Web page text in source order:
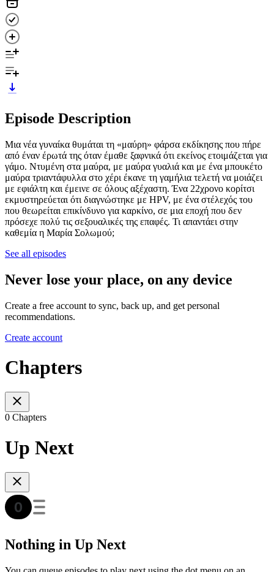
Episode Description
Μια νέα γυναίκα θυμάται τη «μαύρη» φάρσα εκδίκησης που πήρε
από έναν έρωτά της όταν έμαθε ξαφνικά ότι εκείνος ετοιμάζεται για
γάμο. Ντυμένη στα μαύρα, με μαύρα γυαλιά και με ένα μπουκέτο
μαύρα τριαντάφυλλα στο χέρι έκανε τη γαμήλια τελετή να μοιάζει
με εφιάλτη και έμεινε σε όλους αξέχαστη. Ένα 22χρονο κορίτσι
εκμυστηρεύεται ότι διαγνώστηκε με HPV, με ένα στέλεχός του
που θεωρείται επικίνδυνο για καρκίνο, σε μια εποχή που δεν
πρόσεχε πολύ τις σεξουαλικές της επαφές. Τι απαντάει στην
καθεμία η Μαρία Σολωμού;
See all episodes
Never lose your place, on any device
Create a free account to sync, back up, and get personal
recommendations.
Create account
Chapters
0 Chapters
Up Next
Nothing in Up Next